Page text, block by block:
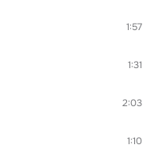
1:57
1:31
2:03
1:10